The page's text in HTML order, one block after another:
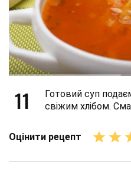
11
Готовий суп
свіжим хлібом.
Оцінити рецепт